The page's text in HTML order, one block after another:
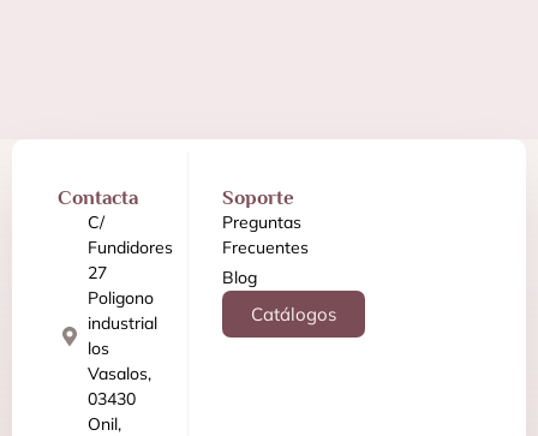
Contacta
C/
Fundidores
27
Poligono
industrial
los
Vasalos,
03430
Onil,
Soporte
Preguntas
Frecuentes
Blog
Catálogos